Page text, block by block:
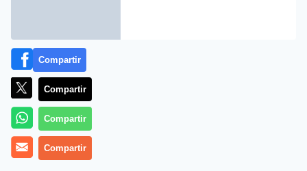
Más información
Compartir
Compartir
Compartir
Compartir